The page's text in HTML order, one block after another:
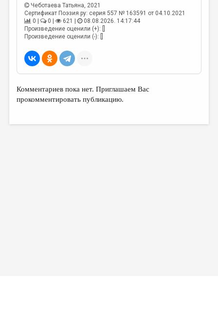
ЦИКЛЫ ПУБЛИКАЦИЙ
ТРЕДИАКОВСКИЙ
МЕДИА
ВКОНТАКТЕ
Чеботаева Татьяна, 2021
Сертификат Поэзия.ру: серия 557 № 163591 от 04.10.2021
0 |
0 | 621 |
08.08.2026. 14:17:44
Произведение оценили (+): []
Произведение оценили (-): []
Комментариев пока нет. Приглашаем Вас
прокомментировать публикацию.